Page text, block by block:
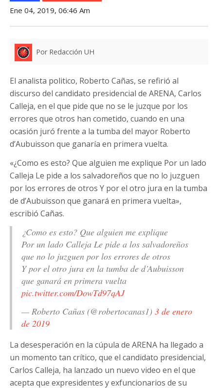
Ene 04, 2019, 06:46 Am
Por Redacción UH
El analista politico, Roberto Cañas, se refirió al
discurso del candidato presidencial de ARENA, Carlos
Calleja, en el que pide que no se le juzque por los
errores que otros han cometido, cuando en una
ocasión juró frente a la tumba del mayor Roberto
d’Aubuisson que ganaría en primera vuelta.
«¿Como es esto? Que alguien me explique Por un lado
Calleja Le pide a los salvadoreños que no lo juzguen
por los errores de otros Y por el otro jura en la tumba
de d’Aubuisson que ganará en primera vuelta»,
escribió Cañas.
¿Como es esto? Que alguien me explique
Por un lado Calleja Le pide a los salvadoreños
que no lo juzguen por los errores de otros
Y por el otro jura en la tumba de d’Aubuisson
que ganará en primera vuelta
pic.twitter.com/DowTd97qAJ
— Roberto Cañas (@robertocanas1) 3 de enero
de 2019
La desesperación en la cúpula de ARENA ha llegado a
un momento tan crítico, que el candidato presidencial,
Carlos Calleja, ha lanzado un nuevo video en el que
acepta que expresidentes y exfuncionarios de su